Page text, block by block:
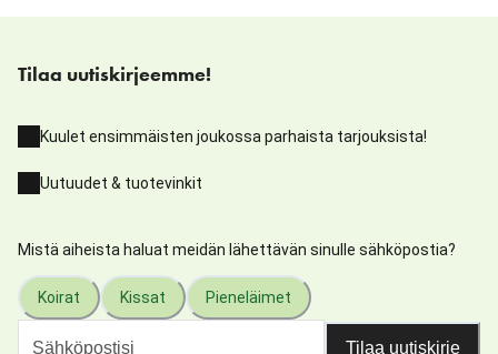
Tilaa uutiskirjeemme!
Kuulet ensimmäisten joukossa parhaista tarjouksista!
Uutuudet & tuotevinkit
Mistä aiheista haluat meidän lähettävän sinulle sähköpostia?
Koirat Kissat Pieneläimet
Tilaa uutiskirje